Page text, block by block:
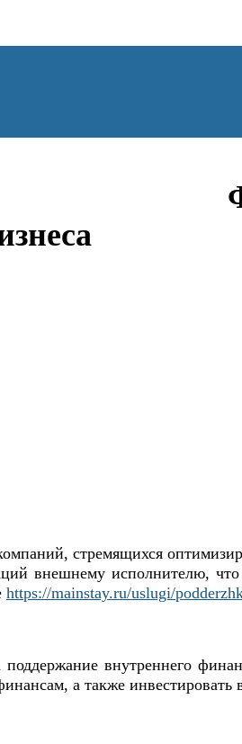
стремящихся
внешнему исполнителю,
https://mainstay.ru/uslugi/
внутреннего
а также